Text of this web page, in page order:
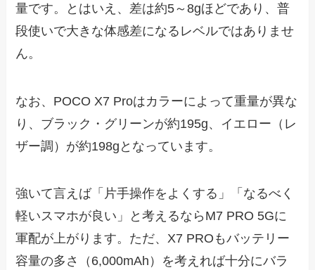
量です。とはいえ、差は約5～8gほどであり、普
段使いで大きな体感差になるレベルではありませ
ん。
なお、POCO X7 Proはカラーによって重量が異な
り、ブラック・グリーンが約195g、イエロー（レ
ザー調）が約198gとなっています。
強いて言えば「片手操作をよくする」「なるべく
軽いスマホが良い」と考えるならM7 PRO 5Gに
軍配が上がります。ただ、X7 PROもバッテリー
容量の多さ（6,000mAh）を考えれば十分にバラ